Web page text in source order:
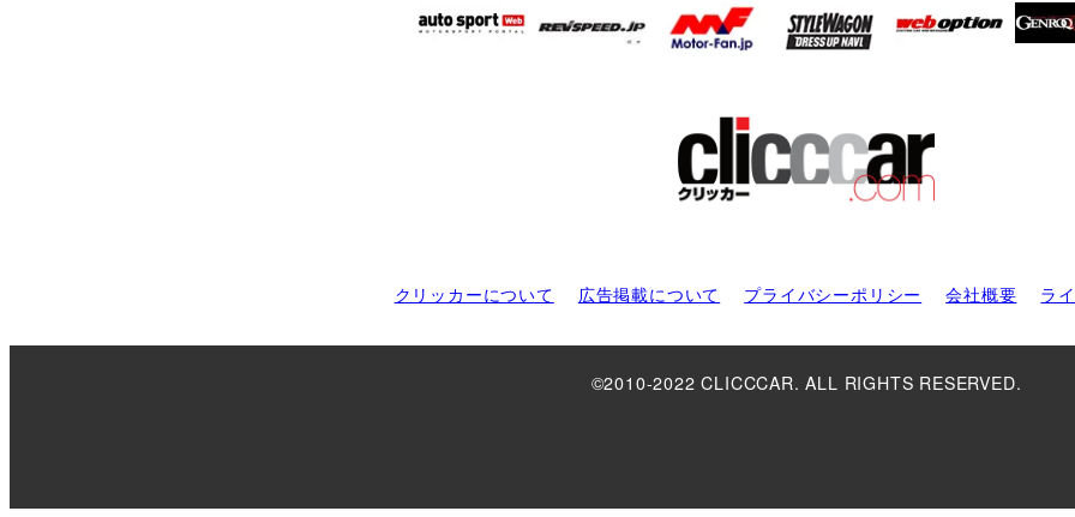
クリッカーについて 広告掲載について プライバシーポリシー 会社概要 ラ
©2010-2022 CLICCCAR. ALL RIGHTS RESERVED.